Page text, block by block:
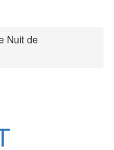
Nuit de